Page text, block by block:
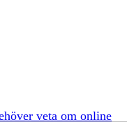
veta om online